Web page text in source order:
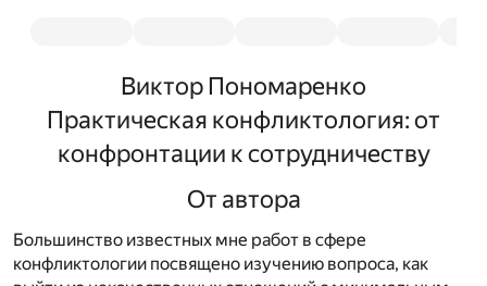
Виктор Пономаренко
Практическая конфликтология: от
конфронтации к сотрудничеству
От автора
Большинство известных мне работ в сфере
конфликтологии посвящено изучению вопроса, как